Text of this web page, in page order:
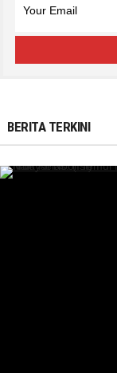
BERITA TERKINI